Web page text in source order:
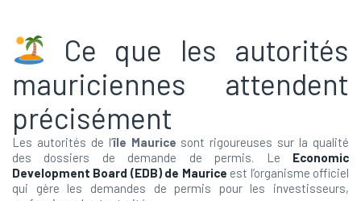
Ce que les autorités
mauriciennes attendent
précisément
Les autorités de l’île Maurice sont rigoureuses sur la qualité
des dossiers de demande de permis. Le Economic
Development Board (EDB) de Maurice est l’organisme officiel
qui gère les demandes de permis pour les investisseurs,